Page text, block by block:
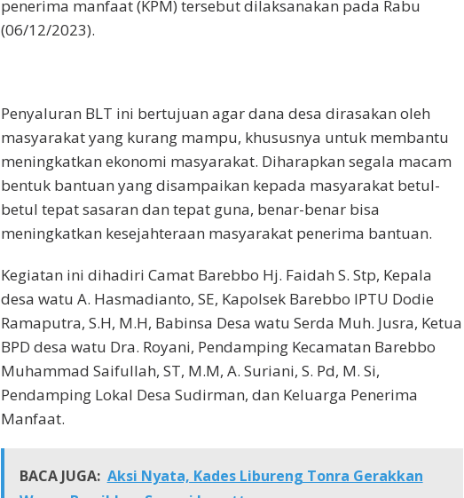
penerima manfaat (KPM) tersebut dilaksanakan pada Rabu
(06/12/2023).
Penyaluran BLT ini bertujuan agar dana desa dirasakan oleh
masyarakat yang kurang mampu, khususnya untuk membantu
meningkatkan ekonomi masyarakat. Diharapkan segala macam
bentuk bantuan yang disampaikan kepada masyarakat betul-
betul tepat sasaran dan tepat guna, benar-benar bisa
meningkatkan kesejahteraan masyarakat penerima bantuan.
Kegiatan ini dihadiri Camat Barebbo Hj. Faidah S. Stp, Kepala
desa watu A. Hasmadianto, SE, Kapolsek Barebbo IPTU Dodie
Ramaputra, S.H, M.H, Babinsa Desa watu Serda Muh. Jusra, Ketua
BPD desa watu Dra. Royani, Pendamping Kecamatan Barebbo
Muhammad Saifullah, ST, M.M, A. Suriani, S. Pd, M. Si,
Pendamping Lokal Desa Sudirman, dan Keluarga Penerima
Manfaat.
BACA JUGA: Aksi Nyata, Kades Libureng Tonra Gerakkan